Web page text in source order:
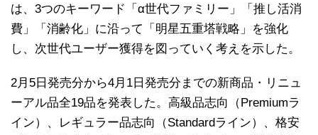
は、3つのキーワード「α世代ファミリー」「推し活消
費」「消齢化」に沿って「明星五重塔戦略」を強化
し、次世代ユーザー獲得を図っていく考えを示した。
2月5日発売分から4月1日発売分までの新商品・リニュ
ーアル品全19品を発表した。高級品志向（Premiumラ
イン）、レギュラー品志向（Standardライン）、格安